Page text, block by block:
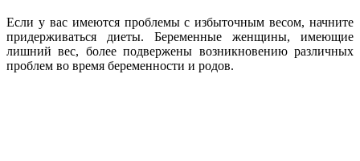
Если у вас имеются проблемы с избыточным весом, начните
придерживаться диеты. Беременные женщины, имеющие
лишний вес, более подвержены возникновению различных
проблем во время беременности и родов.